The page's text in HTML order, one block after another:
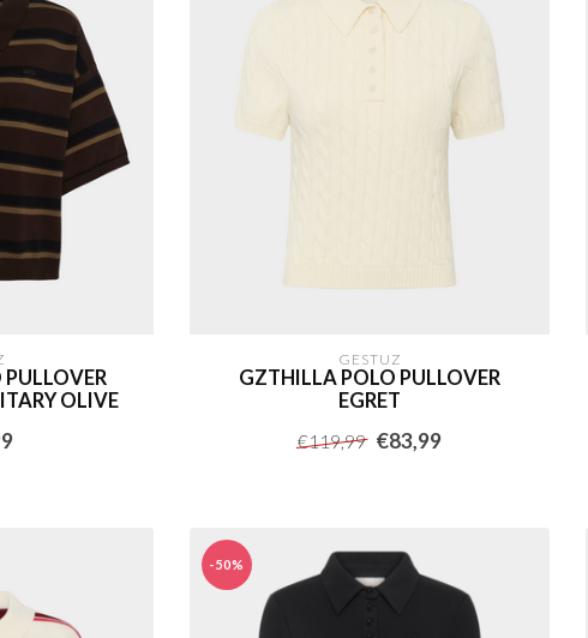
OLIVE
GESTUZ
GZTHILLA POLO PULLOVER
EGRET
€119,99 €83,99
-50%